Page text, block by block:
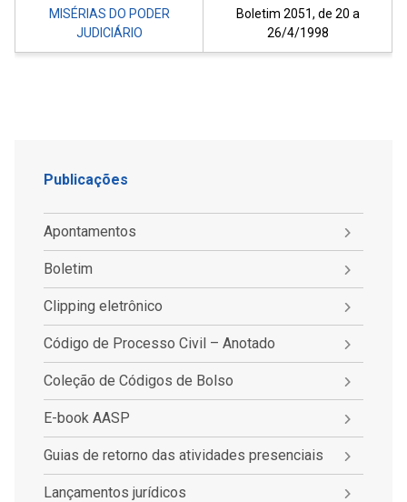
MISÉRIAS DO PODER
JUDICIÁRIO
Boletim 2051, de 20 a
26/4/1998
Publicações
Apontamentos
Boletim
Clipping eletrônico
Código de Processo Civil – Anotado
Coleção de Códigos de Bolso
E-book AASP
Guias de retorno das atividades presenciais
Lançamentos jurídicos